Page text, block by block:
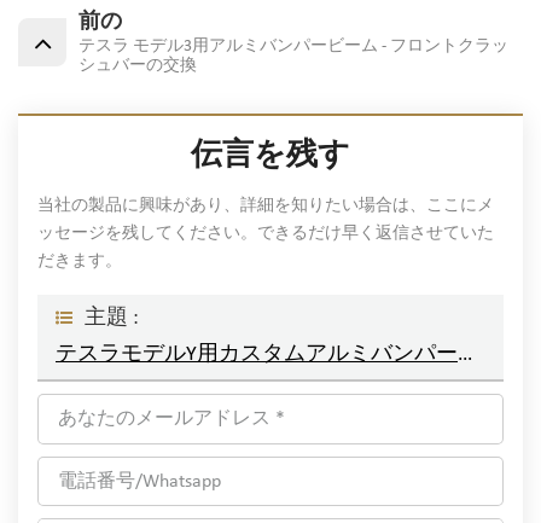
前の
テスラ モデル3用アルミバンパービーム - フロントクラッ
シュバーの交換
伝言を残す
当社の製品に興味があり、詳細を知りたい場合は、ここにメ
ッセージを残してください。できるだけ早く返信させていた
だきます。
主題 :
テスラモデルY用カスタムアルミバンパービーム 高品質軽量設計